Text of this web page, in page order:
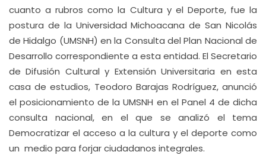
cuanto a rubros como la Cultura y el Deporte, fue la
postura de la Universidad Michoacana de San Nicolás
de Hidalgo (UMSNH) en la Consulta del Plan Nacional de
Desarrollo correspondiente a esta entidad. El Secretario
de Difusión Cultural y Extensión Universitaria en esta
casa de estudios, Teodoro Barajas Rodríguez, anunció
el posicionamiento de la UMSNH en el Panel 4 de dicha
consulta nacional, en el que se analizó el tema
Democratizar el acceso a la cultura y el deporte como
un medio para forjar ciudadanos integrales.